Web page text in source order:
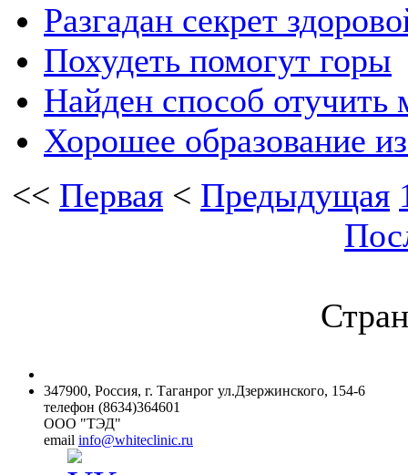
Разгадан секрет
Похудеть помогут горы
Найден способ отучить
Хорошее образование
<< Первая < Предыдущая
347900, Россия, г. Таганрог ул.Дзержинского, 154-6
телефон (8634)364601
ООО "ТЭД"
email info@whiteclinic.ru